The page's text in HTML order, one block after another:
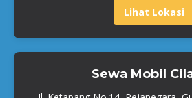
Lihat Lokasi
Sewa Mobil